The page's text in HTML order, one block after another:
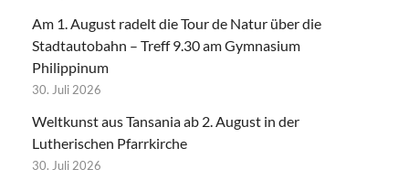
Am 1. August radelt die Tour de Natur über die
Stadtautobahn – Treff 9.30 am Gymnasium
Philippinum
30. Juli 2026
Weltkunst aus Tansania ab 2. August in der
Lutherischen Pfarrkirche
30. Juli 2026